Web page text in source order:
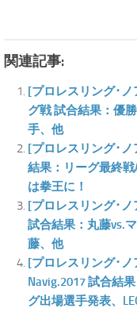
関連記事:
[プロレスリング･
グ戦 試合結果：優
手、他
[プロレスリング･
結果：リーグ最終
は拳王に！
[プロレスリング･
試合結果：丸藤vs.
藤、他
[プロレスリング･
Navig.2017 試合結
グ出場選手発表、